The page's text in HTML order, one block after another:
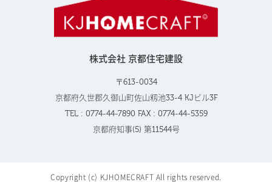
株式会社 京都住宅建設
〒613-0034
京都府久世郡久御山町佐山籾池33-4 KJビル3F
TEL : 0774-44-7890 FAX : 0774-44-5359
京都府知事(5) 第11544号
Copyright (c) KJHOMECRAFT All rights reserved.